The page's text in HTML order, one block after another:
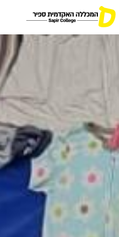
to